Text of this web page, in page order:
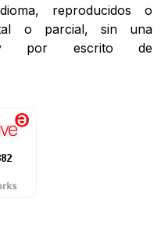
reproducidos o
o parcial, sin una
y por escrito de